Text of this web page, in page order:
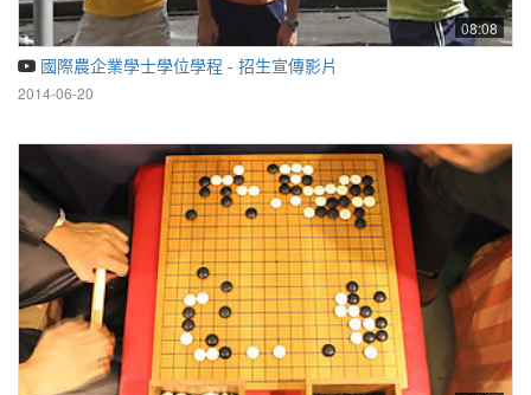
08:08
國際農企業學士學位學程 - 招生宣傳影片
2014-06-20